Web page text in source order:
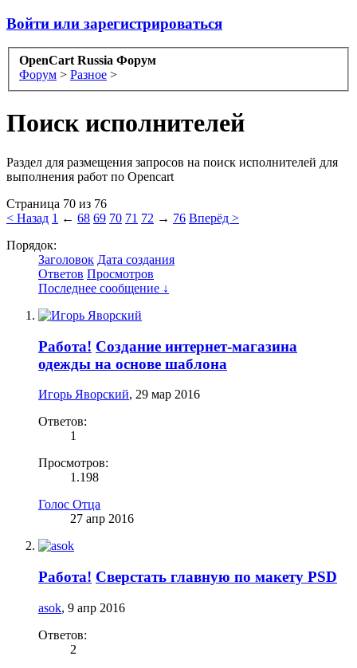
Войти или зарегистрироваться
OpenCart Russia Форум
Форум > Разное >
Поиск исполнителей
Раздел для размещения запросов на поиск исполнителей для
выполнения работ по Opencart
Страница 70 из 76
< Назад 1 ← 68 69 70 71 72 → 76 Вперёд >
Порядок:
Заголовок Дата создания
Ответов Просмотров
Последнее сообщение ↓
Работа! Создание интернет-магазина
одежды на основе шаблона
Игорь Яворский, 29 мар 2016
Ответов:
1
Просмотров:
1.198
Голос Отца
27 апр 2016
Работа! Сверстать главную по макету PSD
asok, 9 апр 2016
Ответов:
2